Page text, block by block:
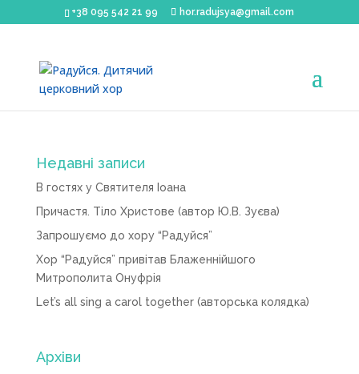
+38 095 542 21 99 hor.radujsya@gmail.com
Недавні записи
В гостях у Святителя Іоана
Причастя. Тіло Христове (автор Ю.В. Зуєва)
Запрошуємо до хору “Радуйся”
Хор “Радуйся” привітав Блаженнійшого
Митрополита Онуфрія
Let’s all sing a carol together (авторська колядка)
Архіви